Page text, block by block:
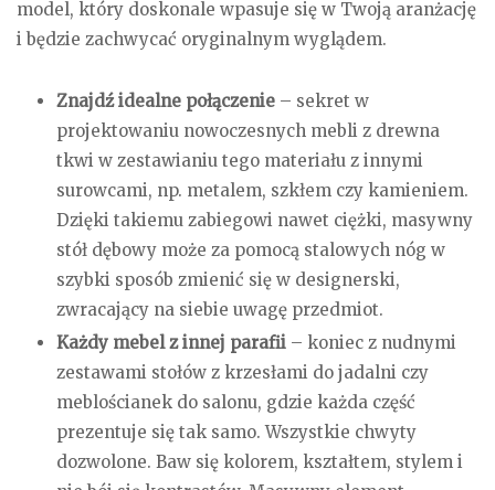
model, który doskonale wpasuje się w Twoją aranżację
i będzie zachwycać oryginalnym wyglądem.
Znajdź idealne połączenie – sekret w
projektowaniu nowoczesnych mebli z drewna
tkwi w zestawianiu tego materiału z innymi
surowcami, np. metalem, szkłem czy kamieniem.
Dzięki takiemu zabiegowi nawet ciężki, masywny
stół dębowy może za pomocą stalowych nóg w
szybki sposób zmienić się w designerski,
zwracający na siebie uwagę przedmiot.
Każdy mebel z innej parafii – koniec z nudnymi
zestawami stołów z krzesłami do jadalni czy
meblościanek do salonu, gdzie każda część
prezentuje się tak samo. Wszystkie chwyty
dozwolone. Baw się kolorem, kształtem, stylem i